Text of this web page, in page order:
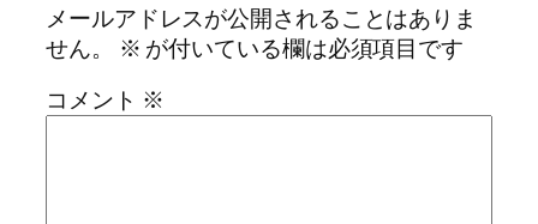
メールアドレスが公開されることはありま
せん。
※ が付いている欄は必須項目です
コメント ※